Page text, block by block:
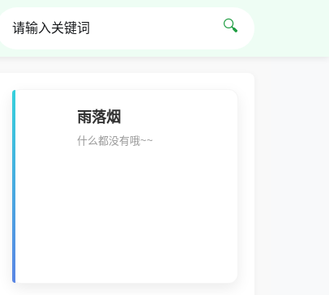
🔍
雨落烟
什么都没有哦~~